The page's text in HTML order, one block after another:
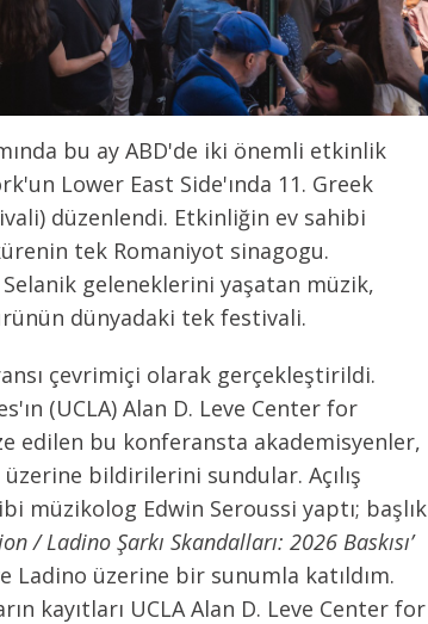
bu ay ABD'de iki önemli etkinlik
Lower East Side'ında 11. Greek
düzenlendi. Etkinliğin ev sahibi
tek Romaniyot sinagogu.
geleneklerini yaşatan müzik,
dünyadaki tek festivali.
çevrimiçi olarak gerçekleştirildi.
(UCLA) Alan D. Leve Center for
edilen bu konferansta akademisyenler,
bildirilerini sundular. Açılış
müzikolog Edwin Seroussi yaptı; başlık
/ Ladino Şarkı Skandalları: 2026 Baskısı’
Ladino üzerine bir sunumla katıldım.
kayıtları UCLA Alan D. Leve Center for